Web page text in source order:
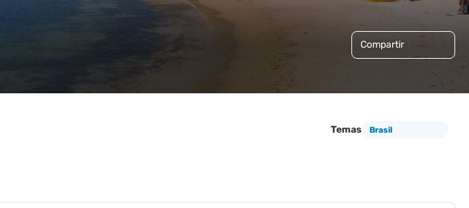
Compartir
Temas Brasil